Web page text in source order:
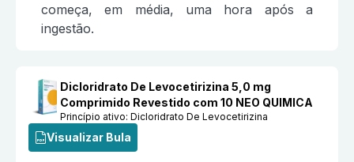
começa, em média, uma hora após a
ingestão.
Dicloridrato De Levocetirizina 5,0 mg
Comprimido Revestido com 10 NEO QUIMICA
Princípio ativo:Dicloridrato De Levocetirizina
Visualizar Bula